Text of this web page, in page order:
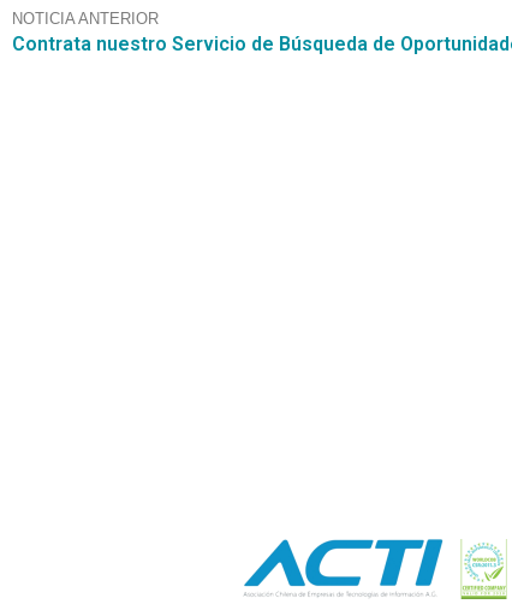
NOTICIA ANTERIOR